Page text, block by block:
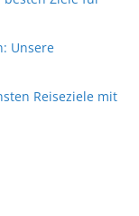
Unsere
Reiseziele mit